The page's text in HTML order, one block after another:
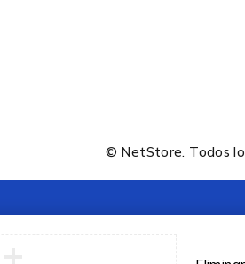
© NetStore. Todos